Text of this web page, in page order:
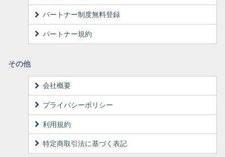
パートナー制度無料登録
パートナー規約
その他
会社概要
プライバシーポリシー
利用規約
特定商取引法に基づく表記